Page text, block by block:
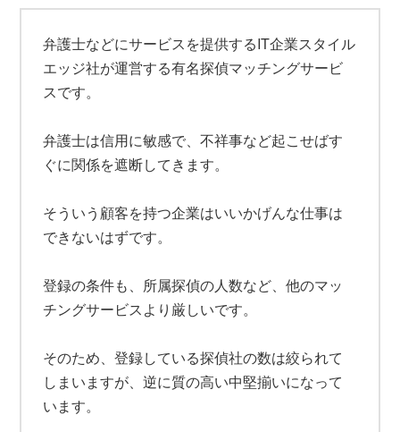
弁護士などにサービスを提供するIT企業スタイル
エッジ社が運営する有名探偵マッチングサービ
スです。
弁護士は信用に敏感で、不祥事など起こせばす
ぐに関係を遮断してきます。
そういう顧客を持つ企業はいいかげんな仕事は
できないはずです。
登録の条件も、所属探偵の人数など、他のマッ
チングサービスより厳しいです。
そのため、登録している探偵社の数は絞られて
しまいますが、逆に質の高い中堅揃いになって
います。